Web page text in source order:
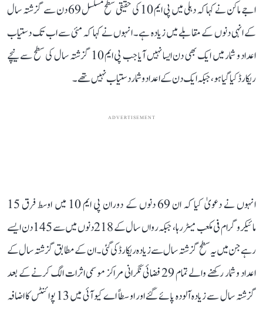
اجے ماکن نے کہا کہ دہلی میں پی ایم 10 کی حقیقی سطح مسلسل 69 دن سے گزشتہ سال
کے انہی دنوں کے مقابلے میں زیادہ ہے۔ انہوں نے کہا کہ مئی سے اب تک دستیاب
اعداد و شمار میں ایک بھی دن ایسا نہیں آیا جب پی ایم 10 گزشتہ سال کی سطح سے نیچے
ریکارڈ کیا گیا ہو، جبکہ ایک دن کے اعداد و شمار دستیاب نہیں تھے۔
ADVERTISEMENT
انہوں نے دعویٰ کیا کہ ان 69 دنوں کے دوران پی ایم 10 میں اوسط فرق 15
مائیکروگرام فی مکعب میٹر رہا، جبکہ رواں سال کے 218 دنوں میں سے 145 دن ایسے
رہے جن میں یہ سطح گزشتہ سال سے زیادہ ریکارڈ کی گئی۔ ان کے مطابق گزشتہ سال کے
اعداد و شمار رکھنے والے تمام 29 فضائی نگرانی مراکز موسمی اثرات الگ کرنے کے بعد
گزشتہ سال سے زیادہ آلودہ پائے گئے اور اوسطاً اے کیو آئی میں 13 پوائنٹس کا اضافہ